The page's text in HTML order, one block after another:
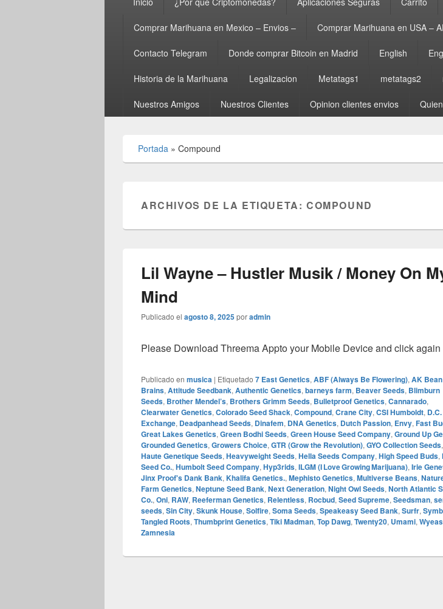
principal
Comprar Marihuana en Mexico – Envios – Comprar Marihuana en USA –
Contacto Telegram Donde comprar Bitcoin en Madrid English
Historia de la Marihuana Legalizacion Metatags1 metatags2
Nuestros Amigos Nuestros Clientes Opinion clientes envios
Portada » Compound
ARCHIVOS DE LA ETIQUETA:COMPOUND
Lil Wayne – Hustler Musik / Money On
Mind
Publicado el agosto 8, 2025poradmin
Please Download Threema Appto your Mobile Device and click again
Publicado en musica | Etiquetado 7 East Genetics, ABF (Always Be Flowering), AK Bean
Brains, Attitude Seedbank, Authentic Genetics, barneys farm, Beaver Seeds, Blimburn
Seeds, Brother Mendel’s, Brothers Grimm Seeds, Bulletproof Genetics, Cannarado,
Clearwater Genetics, Colorado Seed Shack, Compound, Crane City, CSI Humboldt,
Exchange, Deadpanhead Seeds, Dinafem, DNA Genetics, Dutch Passion, Envy, Fast
Great Lakes Genetics, Green Bodhi Seeds, Green House Seed Company, Ground Up
Grounded Genetics, Growers Choice, GTR (Grow the Revolution), GYO Collection Seeds,
Haute Genetique Seeds, Heavyweight Seeds, Hella Seeds Company, High Speed Buds,
Seed Co., Humbolt Seed Company, Hyp3rids, ILGM (I Love Growing Marijuana), Irie
Jinx Proof's Dank Bank, Khalifa Genetics., Mephisto Genetics, Multiverse Beans,
Farm Genetics, Neptune Seed Bank, Next Generation, Night Owl Seeds, North Atlantic
Co., Oni, RAW, Reeferman Genetics, Relentless, Rocbud, Seed Supreme, Seedsman,
seeds, Sin City, Skunk House, Solfire, Soma Seeds, Speakeasy Seed Bank, Surfr,
Tangled Roots, Thumbprint Genetics, Tiki Madman, Top Dawg, Twenty20, Umami,
Zamnesia